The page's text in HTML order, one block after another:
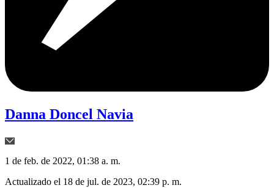
Danna Doncel Navia
1 de feb. de 2022, 01:38 a. m.
Actualizado el 18 de jul. de 2023, 02:39 p. m.